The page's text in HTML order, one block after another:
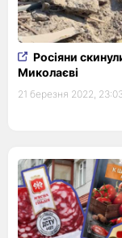
Росіяни
Миколаєві
21 березня 2022,